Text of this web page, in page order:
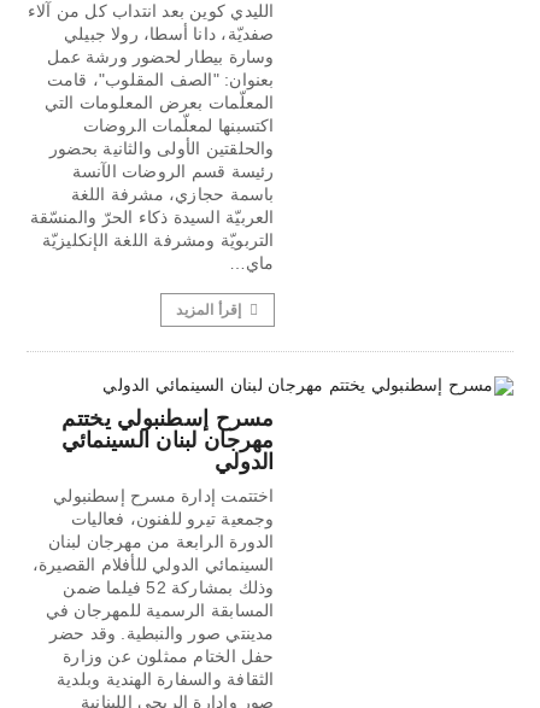
الليدي كوين بعد انتداب كل من آلاء
صفديّة، دانا أسطا، رولا جبيلي
وسارة بيطار لحضور ورشة عمل
بعنوان: "الصف المقلوب"، قامت
المعلّمات بعرض المعلومات التي
اكتسبنها لمعلّمات الروضات
والحلقتين الأولى والثانية بحضور
رئيسة قسم الروضات الآنسة
باسمة حجازي، مشرفة اللغة
العربيّة السيدة ذكاء الحرّ والمنسّقة
التربويّة ومشرفة اللغة الإنكليزيّة
ماي…
إقرأ المزيد
مسرح إسطنبولي يختتم
مهرجان لبنان السينمائي
الدولي
اختتمت إدارة مسرح إسطنبولي
وجمعية تيرو للفنون، فعاليات
الدورة الرابعة من مهرجان لبنان
السينمائي الدولي للأفلام القصيرة،
وذلك بمشاركة 52 فيلما ضمن
المسابقة الرسمية للمهرجان في
مدينتي صور والنبطية. وقد حضر
حفل الختام ممثلون عن وزارة
الثقافة والسفارة الهندية وبلدية
صور وإدارة الريجي اللبنانية